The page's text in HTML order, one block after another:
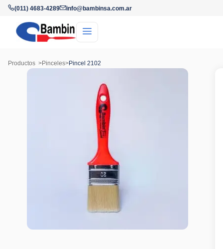
(011) 4683-4289 info@bambinsa.com.ar
Productos >Pinceles>Pincel 2102